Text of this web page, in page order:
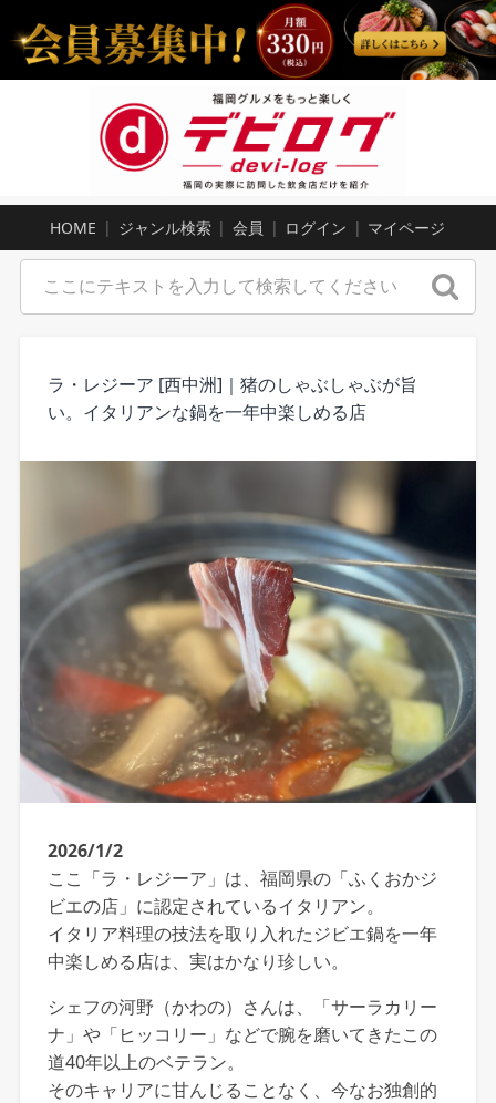
HOME ジャンル検索 会員 ログイン マイページ
ラ・レジーア [西中洲]｜猪のしゃぶしゃぶが旨
い。イタリアンな鍋を一年中楽しめる店
2026/1/2
ここ「ラ・レジーア」は、福岡県の「ふくおかジ
ビエの店」に認定されているイタリアン。
イタリア料理の技法を取り入れたジビエ鍋を一年
中楽しめる店は、実はかなり珍しい。
シェフの河野（かわの）さんは、「サーラカリー
ナ」や「ヒッコリー」などで腕を磨いてきたこの
道40年以上のベテラン。
そのキャリアに甘んじることなく、今なお独創的